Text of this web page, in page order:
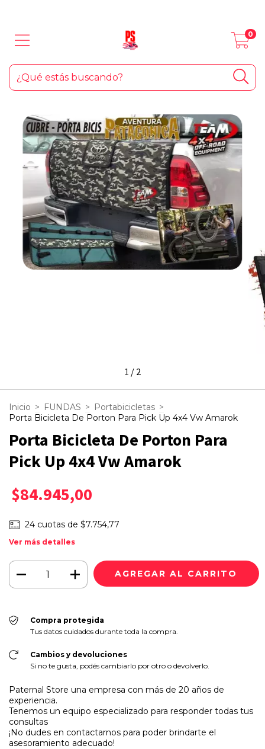
0
1 / 2
Inicio > FUNDAS > Portabicicletas >
Porta Bicicleta De Porton Para Pick Up 4x4 Vw Amarok
Porta Bicicleta De Porton Para
Pick Up 4x4 Vw Amarok
$84.945,00
24 cuotas de $7.754,77
Ver más detalles
Compra protegida
Tus datos cuidados durante toda la compra.
Cambios y devoluciones
Si no te gusta, podés cambiarlo por otro o devolverlo.
Paternal Store una empresa con más de 20 años de
experiencia.
Tenemos un equipo especializado para responder todas tus
consultas
¡No dudes en contactarnos para poder brindarte el
asesoramiento adecuado!